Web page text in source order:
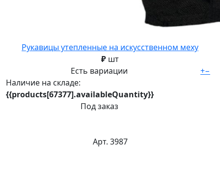
Рукавицы утепленные на искусственном меху
₽ шт
Есть вариации
Наличие на складе:
{{products[67377].availableQuantity}}
Под заказ
+−
Арт. 3987